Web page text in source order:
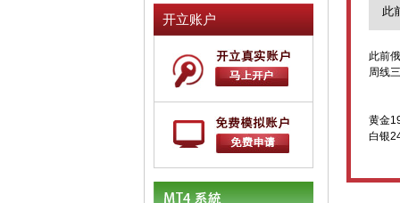
开立账户
此
此前
周线
黄金
白银